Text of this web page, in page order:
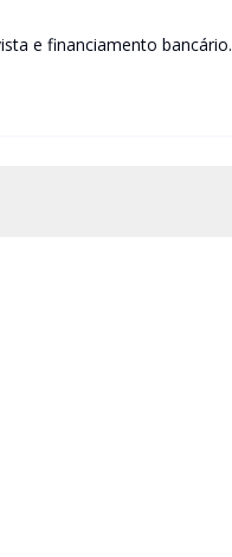
e financiamento bancário.